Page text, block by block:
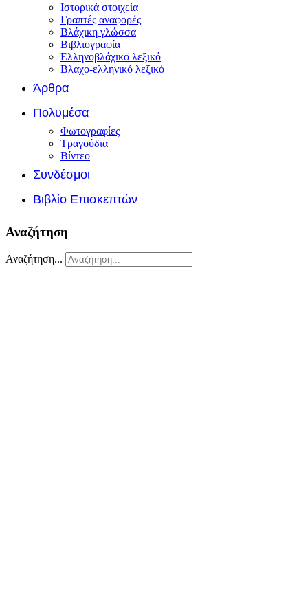
Ιστορικά στοιχεία
Γραπτές αναφορές
Βλάχικη γλώσσα
Βιβλιογραφία
Ελληνοβλάχικο λεξικό
Βλαχο-ελληνικό λεξικό
Άρθρα
Πολυμέσα
Φωτογραφίες
Τραγούδια
Βίντεο
Συνδέσμοι
Βιβλίο Επισκεπτών
Αναζήτηση
Αναζήτηση...